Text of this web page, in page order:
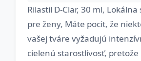
Rilastil D-Clar, 30 ml,
pre ženy, Máte pocit, že
vašej tváre vyžadujú
cielenú starostlivosť, pretože